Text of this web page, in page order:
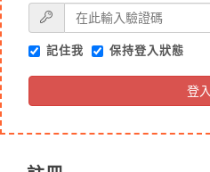
記住我 保持登入狀態
登入